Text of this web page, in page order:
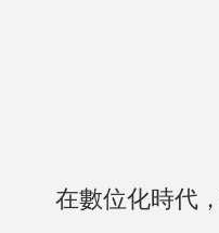
在數位化時代